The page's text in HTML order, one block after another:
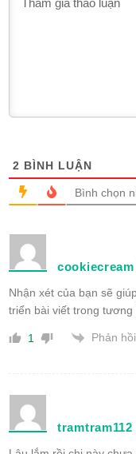
2 BÌNH LUẬN
Bình chọn
cookiecream
Nhận xét của bạn sẽ
triển bài viết trong tương
1 Phản hồi
tramtram112